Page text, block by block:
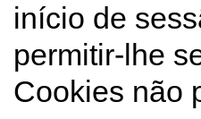
início de
permitir-lhe
Cookies não